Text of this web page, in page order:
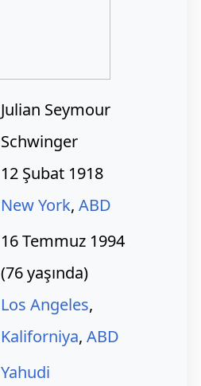
Julian Seymour
Schwinger
12 Şubat 1918
New York, ABD
16 Temmuz 1994
(76 yaşında)
Los Angeles,
Kaliforniya, ABD
Yahudi